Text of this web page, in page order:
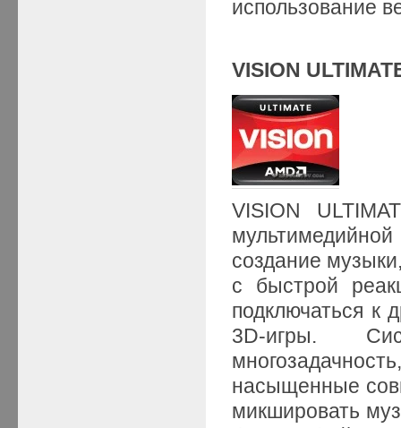
использование
VISION
VISION
создание
с быстрой
подключаться к
3D-игры.
насыщенные
микшировать